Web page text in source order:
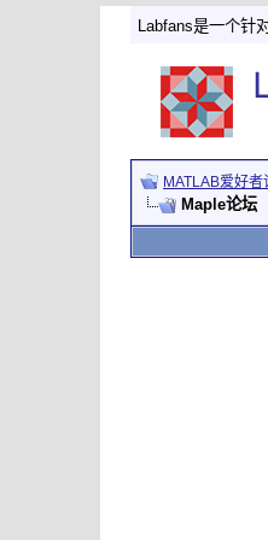
Labfans是一个针
MATLAB爱好
Maple论坛